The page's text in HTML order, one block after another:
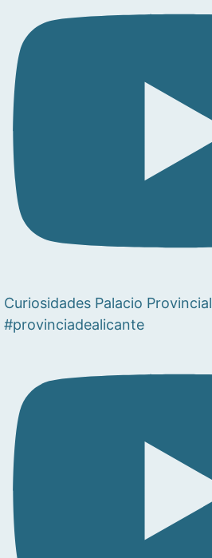
Curiosidades Palacio Provincial
#provinciadealicante